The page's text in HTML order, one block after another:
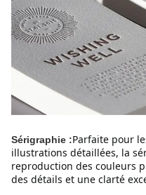
Sérigraphie :Parfaite pour
illustrations détaillées, la
reproduction des couleurs
des détails et une clarté